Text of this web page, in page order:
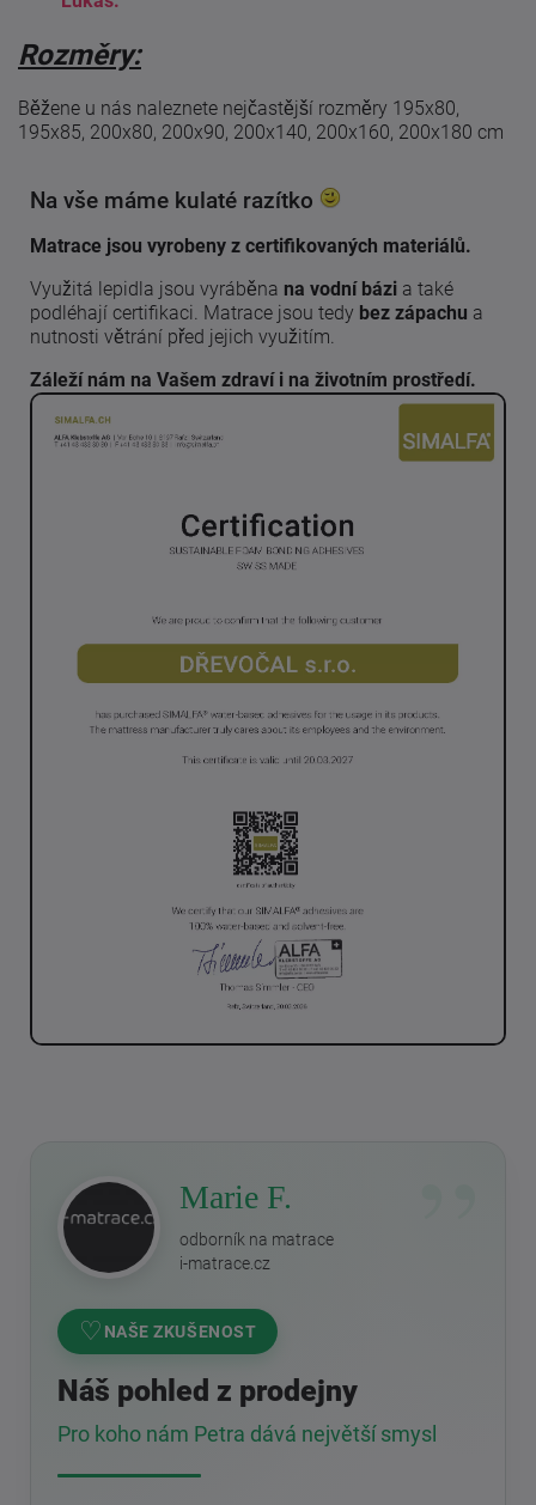
Rozměry:
Běžene u nás naleznete nejčastější rozměry 195x80,
195x85, 200x80, 200x90, 200x140, 200x160, 200x180 cm
Na vše máme kulaté razítko
Matrace jsou vyrobeny z certifikovaných materiálů.
Využitá lepidla jsou vyráběna na vodní bázi a také
podléhají certifikaci. Matrace jsou tedy bez zápachu a
nutnosti větrání před jejich využitím.
Záleží nám na Vašem zdraví i na životním prostředí.
Marie F.
odborník na matrace
i-matrace.cz
♡ NAŠE ZKUŠENOST
Náš pohled z prodejny
Pro koho nám Petra dává největší smysl